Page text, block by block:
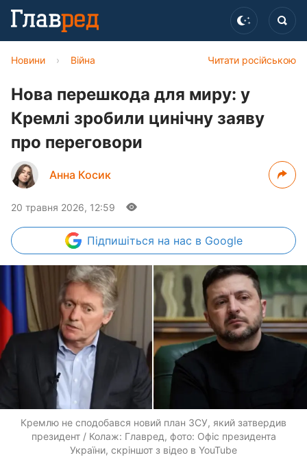
Читати російською
Новини › Війна
Нова перешкода для миру: у
Кремлі зробили цинічну заяву
про переговори
Анна Косик
20 травня 2026, 12:59
Підпишіться на нас в Google
Кремлю не сподобався новий план ЗСУ, який затвердив
президент / Колаж: Главред, фото: Офіс президента
України, скріншот з відео в YouTube